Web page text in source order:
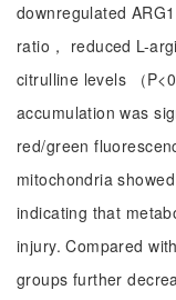
downregulated
ratio， reduced L-
citrulline levels （
accumulation was
red/green
mitochondria
indicating that
injury. Compared
groups further